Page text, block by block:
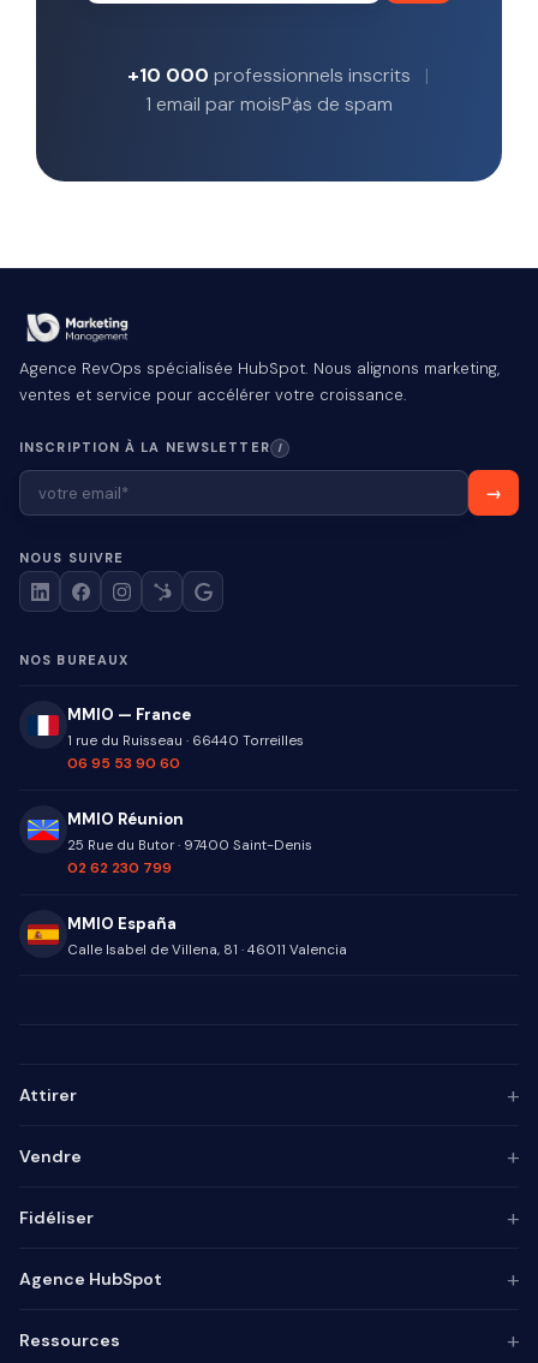
+10 000 professionnels inscrits
1 email par moisPas de spam
Agence RevOps spécialisée HubSpot. Nous alignons marketing,
ventes et service pour accélérer votre croissance.
INSCRIPTION À LA NEWSLETTER I
NOUS SUIVRE
NOS BUREAUX
MMIO — France
1 rue du Ruisseau · 66440 Torreilles
06 95 53 90 60
MMIO Réunion
25 Rue du Butor· 97400 Saint-Denis
02 62 230 799
MMIO España
Calle Isabel de Villena, 81 · 46011 Valencia
Attirer +
Marketing de contenu
Agence GEO
Lead generation
Inbound marketing
Vendre +
Alignement mktg-vente
Pilotage commercial
Social selling
Fidéliser +
Chatbot
Agent IA
Agence HubSpot +
Consulting
Ressources +